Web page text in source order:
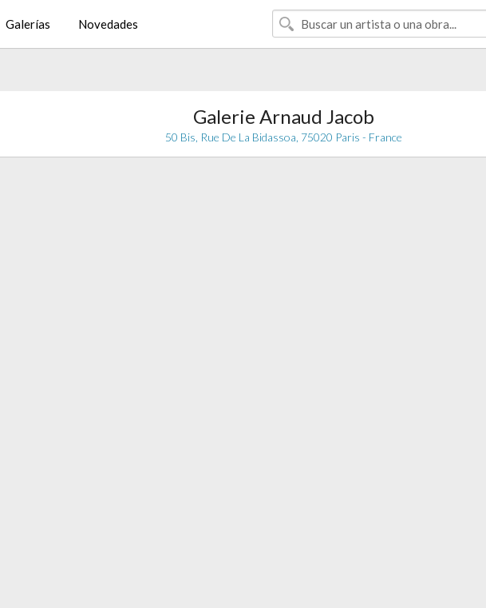
Galerías Novedades
Galerie Arnaud Jacob
50 Bis, Rue De La Bidassoa, 75020 Paris - France